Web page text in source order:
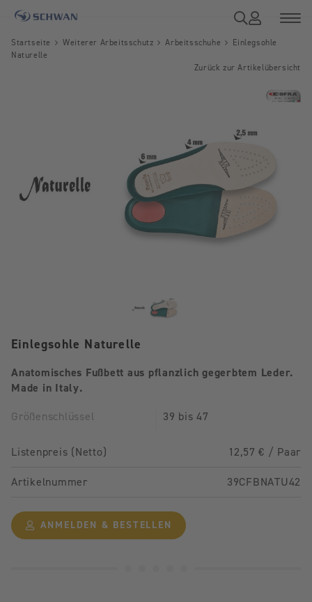
Startseite Weiterer Arbeitsschutz Arbeitsschuhe
Einlegsohle
Naturelle
Zurück zur Artikelübersicht
Einlegsohle Naturelle
Anatomisches Fußbett aus pflanzlich gegerbtem Leder.
Made in Italy.
Größenschlüssel 39 bis 47
Listenpreis (Netto) 12,57 € / Paar
Artikelnummer 39CFBNATU42
ANMELDEN & BESTELLEN